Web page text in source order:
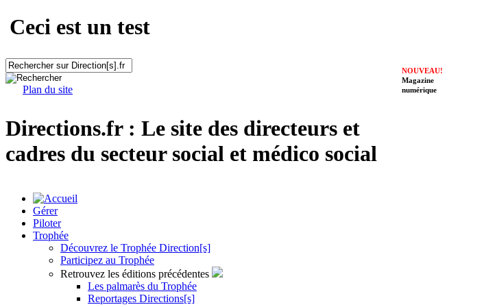
Ceci est un test
Plan du site
NOUVEAU!
Magazine
numérique
Directions.fr : Le site des directeurs et
cadres du secteur social et médico social
Gérer
Piloter
Trophée
Découvrez le Trophée Direction[s]
Participez au Trophée
Retrouvez les éditions précédentes
Les palmarès du Trophée
Reportages Directions[s]